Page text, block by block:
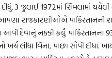
3 જુલાઈ 1972માં સિમલામાં
રાજકારણીઓએ પાકિસ્તાનની
આપી દેવાનું નક્કી કર્યું.
ખર્ચ લીધા વિના, પાછા સોંપી